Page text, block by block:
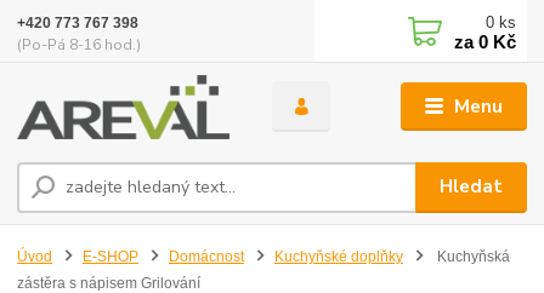
Menu
Hledat
+420 773 767 398
(Po-Pá 8-16 hod.)
0 ks
za0 Kč
Úvod E-SHOP Domácnost Kuchyňské doplňky
Kuchyňská
zástěra s nápisem Grilování